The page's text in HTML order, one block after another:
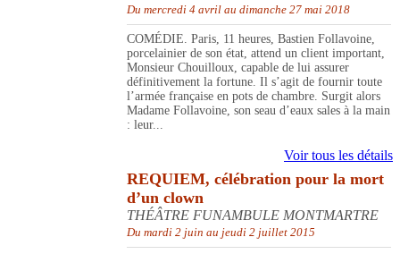
Du mercredi 4 avril au dimanche 27 mai 2018
COMÉDIE. Paris, 11 heures, Bastien Follavoine,
porcelainier de son état, attend un client important,
Monsieur Chouilloux, capable de lui assurer
définitivement la fortune. Il s’agit de fournir toute
l’armée française en pots de chambre. Surgit alors
Madame Follavoine, son seau d’eaux sales à la main
: leur...
Voir tous les détails
REQUIEM, célébration pour la mort
d’un clown
THÉÂTRE FUNAMBULE MONTMARTRE
Du mardi 2 juin au jeudi 2 juillet 2015